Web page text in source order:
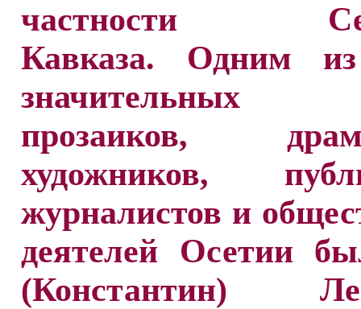
частности
Кавказа. Одним
значительных
прозаиков,
художников,
журналистов и
деятелей Осетии
(Константин)